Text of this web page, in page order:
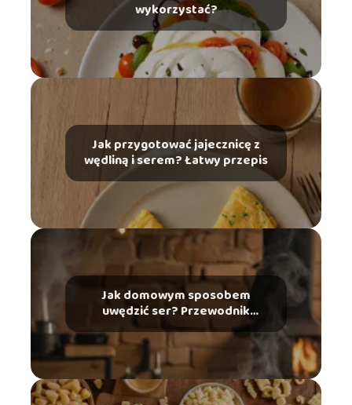
wykorzystać?
Jak przygotować jajecznicę z
wędliną i serem? Łatwy przepis
Jak domowym sposobem
uwędzić ser? Przewodnik
praktyczny